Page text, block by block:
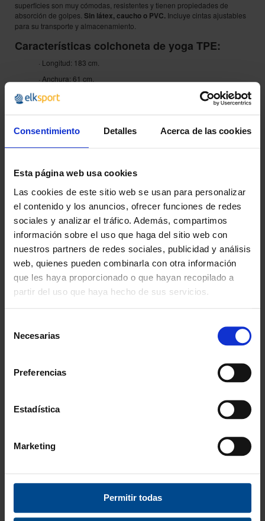
Consentimiento Detalles Acerca de las cookies
Esta página web usa cookies
Las cookies de este sitio web se usan para personalizar
el contenido y los anuncios, ofrecer funciones de redes
sociales y analizar el tráfico. Además, compartimos
información sobre el uso que haga del sitio web con
nuestros partners de redes sociales, publicidad y análisis
web, quienes pueden combinarla con otra información
que les haya proporcionado o que hayan recopilado a
partir del uso que haya hecho de sus servicios.
Necesarias
Preferencias
Estadística
Marketing
Permitir todas
superficies son muy cómodas, resistentes y tienen propiedades de
absorción de golpes. Sin látex, caucho o PVC. Incluye cintas ajustables
para su transporte y almacenamiento.
Características colchoneta de yoga TPE:
· Longitud: 183 cm.
· Anchura: 61 cm.
· Grosor: 0,6 cm.
Disponible enunidades o lotes de 10 colchonetasa un precio más
económico.
¿POR QUÉ ELEGIRNOS?
Desde 1988
Innovando contigo
Especialistas en colectivos
Descubre nuestras ventajas
En cambio y devolución
Amplio stock disponible
ISO 9001:2015
Descubre todos nuestros beneficios